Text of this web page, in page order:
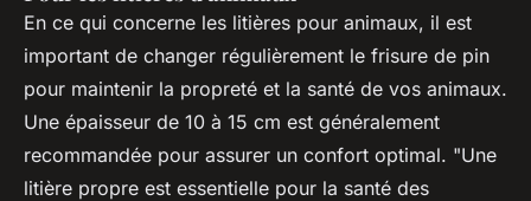
En ce qui concerne les litières pour animaux, il est
important de changer régulièrement le frisure de pin
pour maintenir la propreté et la santé de vos animaux.
Une épaisseur de 10 à 15 cm est généralement
recommandée pour assurer un confort optimal. "Une
litière propre est essentielle pour la santé des